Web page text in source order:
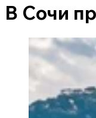
В Сочи